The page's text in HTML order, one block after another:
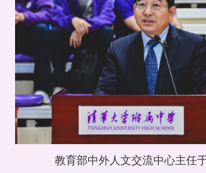
教育部中外人文交流中心主任